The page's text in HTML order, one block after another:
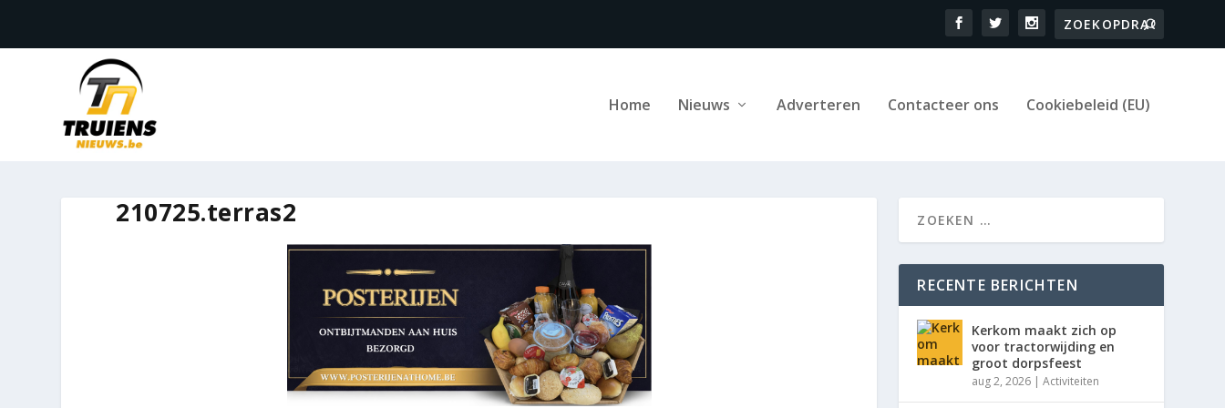
Home Nieuws Adverteren Contacteer ons Cookiebeleid (EU)
210725.terras2
RECENTE BERICHTEN
Kerkom maakt zich op
voor tractorwijding en
groot dorpsfeest
aug 2, 2026 |Activiteiten